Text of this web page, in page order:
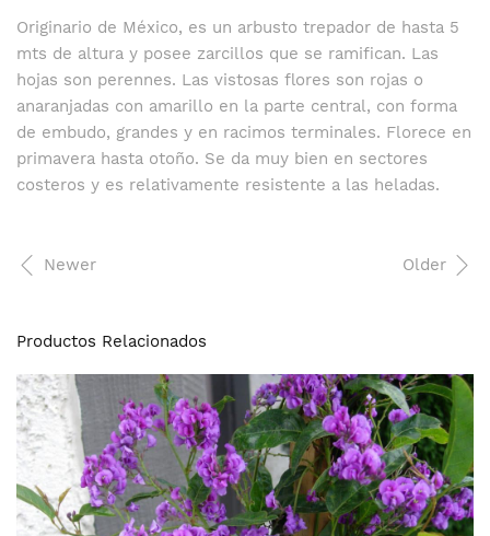
Originario de México, es un arbusto trepador de hasta 5
mts de altura y posee zarcillos que se ramifican. Las
hojas son perennes. Las vistosas flores son rojas o
anaranjadas con amarillo en la parte central, con forma
de embudo, grandes y en racimos terminales. Florece en
primavera hasta otoño. Se da muy bien en sectores
costeros y es relativamente resistente a las heladas.
Older
Newer
Productos Relacionados